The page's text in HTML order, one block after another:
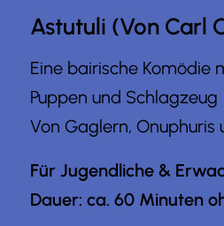
Astutuli (Von Carl
Eine bairische Komödie
Puppen und Schlagzeug
Von Gaglern, Onuphuris
Für Jugendliche &
Dauer: ca. 60 Minuten